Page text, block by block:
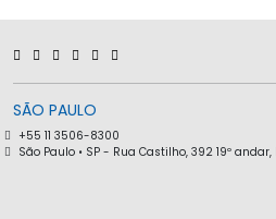
SÃO PAULO
+55 11 3506-8300
São Paulo • SP - Rua Castilho, 392 19º